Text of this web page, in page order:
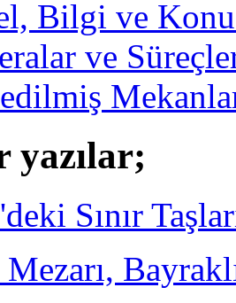
Bilgi ve Konu
ve
yazılar;
Sınır